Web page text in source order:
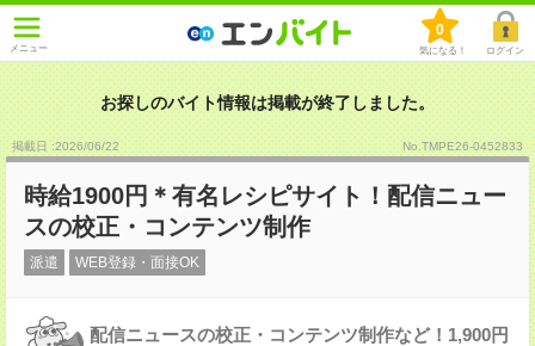
メニュー
0
気になる！ ログイン
お探しのバイト情報は掲載が終了しました。
掲載日 :2026/06/22 No.TMPE26-0452833
時給1900円＊有名レシピサイト！配信ニュー
スの校正・コンテンツ制作
派遣 WEB登録・面接OK
配信ニュースの校正・コンテンツ制作など！1,900円